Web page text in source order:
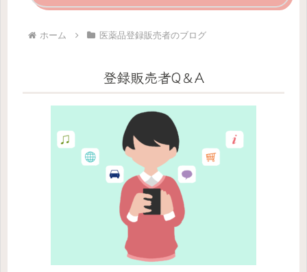
ホーム 医薬品登録販売者のブログ
登録販売者Q＆A